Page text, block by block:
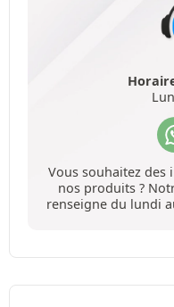
Vous souhaitez
nos produits ?
renseigne du lundi